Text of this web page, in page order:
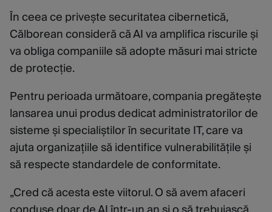
În ceea ce privește securitatea cibernetică,
Călborean consideră că AI va amplifica riscurile și
va obliga companiile să adopte măsuri mai stricte
de protecție.
Pentru perioada următoare, compania pregătește
lansarea unui produs dedicat administratorilor de
sisteme și specialiștilor în securitate IT, care va
ajuta organizațiile să identifice vulnerabilitățile și
să respecte standardele de conformitate.
„Cred că acesta este viitorul. O să avem afaceri